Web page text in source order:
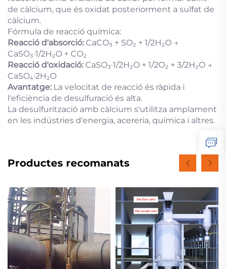
de càlcium, que és oxidat posteriorment a sulfat de
càlcium.
Fórmula de reacció química:
Reacció d'absorció: CaCO₃ + SO₂ + 1/2H₂O →
CaSO₃·1/2H₂O + CO₂
Reacció d'oxidació: CaSO₃·1/2H₂O + 1/2O₂ + 3/2H₂O →
CaSO₄·2H₂O
Avantatge: La velocitat de reacció és ràpida i
l'eficiència de desulfuració és alta.
La desulfurització amb càlcium s'utilitza amplament
en les indústries d'energia, acereria, química i altres.
Productes recomanats